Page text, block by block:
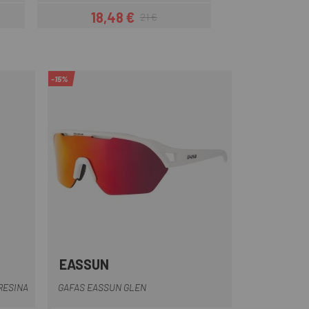
Prezzo
18,48 €Prezzo base
21 €
Blu
-15%
EASSUN
GAFAS EASSUN GLEN